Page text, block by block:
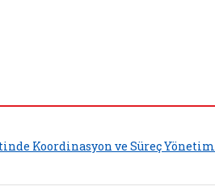
Koordinasyon ve Süreç